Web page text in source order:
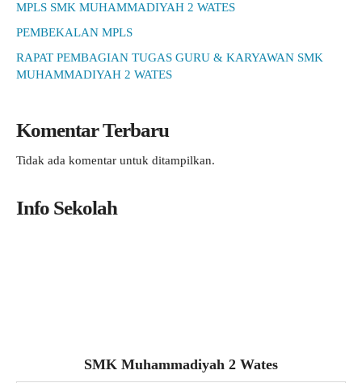
MPLS SMK MUHAMMADIYAH 2 WATES
PEMBEKALAN MPLS
RAPAT PEMBAGIAN TUGAS GURU & KARYAWAN SMK
MUHAMMADIYAH 2 WATES
Komentar Terbaru
Tidak ada komentar untuk ditampilkan.
Info Sekolah
SMK Muhammadiyah 2 Wates